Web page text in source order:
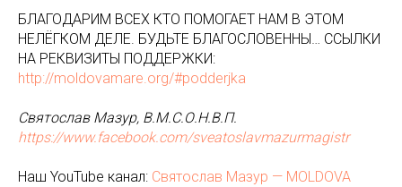
БЛАГОДАРИМ ВСЕХ КТО ПОМОГАЕТ НАМ В ЭТОМ
НЕЛЁГКОМ ДЕЛЕ. БУДЬТЕ БЛАГОСЛОВЕННЫ… ССЫЛКИ
НА РЕКВИЗИТЫ ПОДДЕРЖКИ:
http://moldovamare.org/#podderjka
Святослав Мазур, В.М.С.О.Н.В.П.
https://www.facebook.com/sveatoslavmazurmagistr
Наш YouTube канал: Святослав Мазур — MOLDOVA